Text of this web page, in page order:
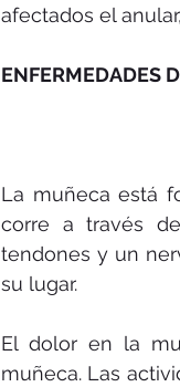
afectados el
ENFERMEDADES
La muñeca está
corre a través
tendones y un
su lugar.
El dolor en la
muñeca. Las